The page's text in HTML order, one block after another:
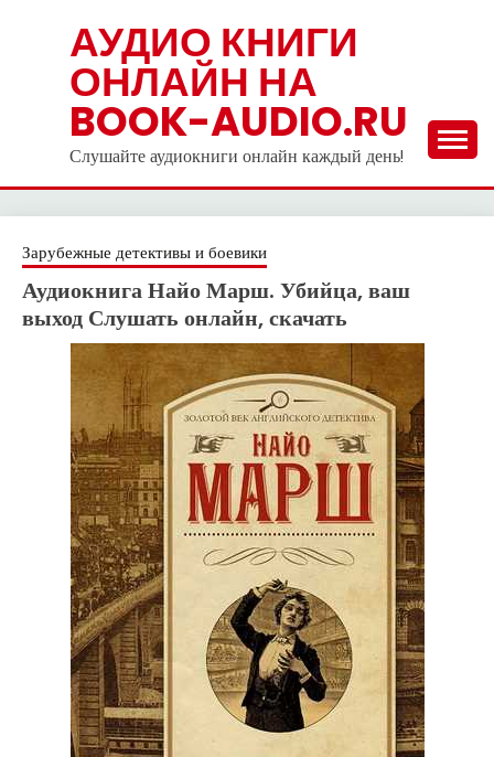
АУДИО КНИГИ
ОНЛАЙН НА
BOOK-AUDIO.RU
Слушайте аудиокниги онлайн каждый день!
Зарубежные детективы и боевики
Аудиокнига Найо Марш. Убийца, ваш
выход Слушать онлайн, скачать